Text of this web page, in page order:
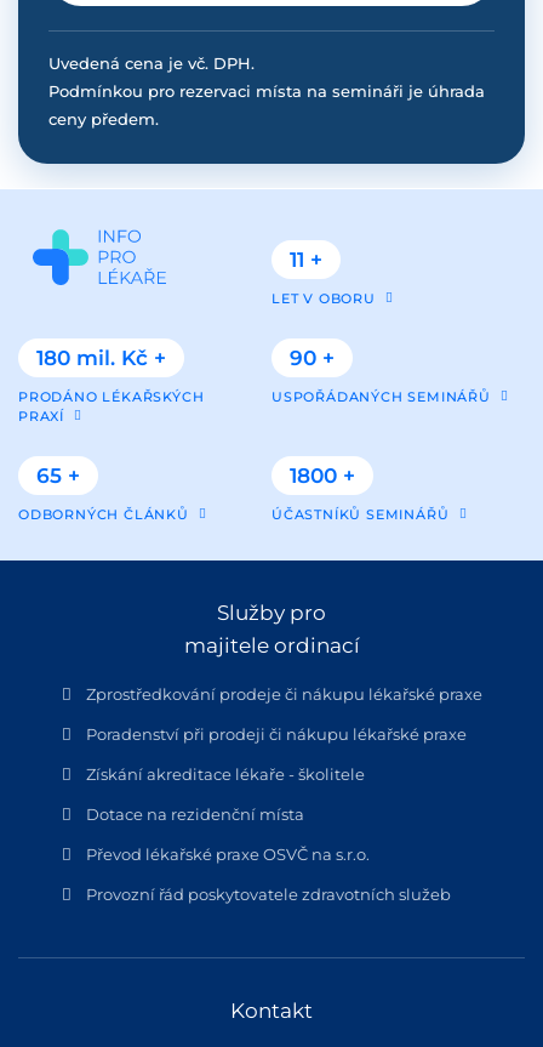
Uvedená cena je vč. DPH.
Podmínkou pro rezervaci místa na semináři je úhrada
ceny předem.
11 +
LET V OBORU
180 mil. Kč +
PRODÁNO LÉKAŘSKÝCH
PRAXÍ
90 +
USPOŘÁDANÝCH SEMINÁŘŮ
65 +
ODBORNÝCH ČLÁNKŮ
1800 +
ÚČASTNÍKŮ SEMINÁŘŮ
Služby pro
majitele ordinací
Zprostředkování prodeje či nákupu lékařské praxe
Poradenství při prodeji či nákupu lékařské praxe
Získání akreditace lékaře - školitele
Dotace na rezidenční místa
Převod lékařské praxe OSVČ na s.r.o.
Provozní řád poskytovatele zdravotních služeb
Kontakt